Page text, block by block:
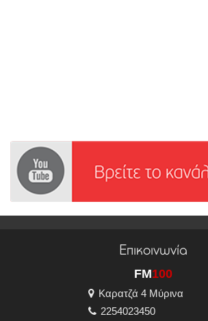
Επικοινωνία
FM100
Καρατζά 4 Μύρινα
2254023450